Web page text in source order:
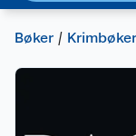
Bøker Krimbøker